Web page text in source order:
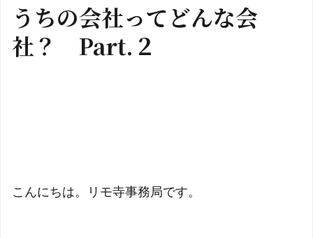
うちの会社ってどんな会
社？ Part.２
こんにちは。リモ寺事務局です。